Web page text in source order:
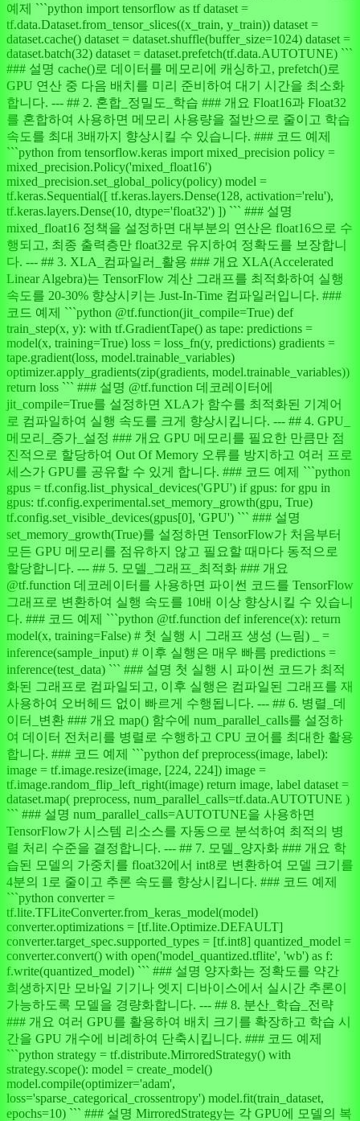
예제 ```python import tensorflow as tf dataset =
tf.data.Dataset.from_tensor_slices((x_train, y_train)) dataset =
dataset.cache() dataset = dataset.shuffle(buffer_size=1024) dataset =
dataset.batch(32) dataset = dataset.prefetch(tf.data.AUTOTUNE) ```
### 설명 cache()로 데이터를 메모리에 캐싱하고, prefetch()로
GPU 연산 중 다음 배치를 미리 준비하여 대기 시간을 최소화
합니다. --- ## 2. 혼합_정밀도_학습 ### 개요 Float16과 Float32
를 혼합하여 사용하면 메모리 사용량을 절반으로 줄이고 학습
속도를 최대 3배까지 향상시킬 수 있습니다. ### 코드 예제
```python from tensorflow.keras import mixed_precision policy =
mixed_precision.Policy('mixed_float16')
mixed_precision.set_global_policy(policy) model =
tf.keras.Sequential([ tf.keras.layers.Dense(128, activation='relu'),
tf.keras.layers.Dense(10, dtype='float32') ]) ``` ### 설명
mixed_float16 정책을 설정하면 대부분의 연산은 float16으로 수
행되고, 최종 출력층만 float32로 유지하여 정확도를 보장합니
다. --- ## 3. XLA_컴파일러_활용 ### 개요 XLA(Accelerated
Linear Algebra)는 TensorFlow 계산 그래프를 최적화하여 실행
속도를 20-30% 향상시키는 Just-In-Time 컴파일러입니다. ###
코드 예제 ```python @tf.function(jit_compile=True) def
train_step(x, y): with tf.GradientTape() as tape: predictions =
model(x, training=True) loss = loss_fn(y, predictions) gradients =
tape.gradient(loss, model.trainable_variables)
optimizer.apply_gradients(zip(gradients, model.trainable_variables))
return loss ``` ### 설명 @tf.function 데코레이터에
jit_compile=True를 설정하면 XLA가 함수를 최적화된 기계어
로 컴파일하여 실행 속도를 크게 향상시킵니다. --- ## 4. GPU_
메모리_증가_설정 ### 개요 GPU 메모리를 필요한 만큼만 점
진적으로 할당하여 Out Of Memory 오류를 방지하고 여러 프로
세스가 GPU를 공유할 수 있게 합니다. ### 코드 예제 ```python
gpus = tf.config.list_physical_devices('GPU') if gpus: for gpu in
gpus: tf.config.experimental.set_memory_growth(gpu, True)
tf.config.set_visible_devices(gpus[0], 'GPU') ``` ### 설명
set_memory_growth(True)를 설정하면 TensorFlow가 처음부터
모든 GPU 메모리를 점유하지 않고 필요할 때마다 동적으로
할당합니다. --- ## 5. 모델_그래프_최적화 ### 개요
@tf.function 데코레이터를 사용하면 파이썬 코드를 TensorFlow
그래프로 변환하여 실행 속도를 10배 이상 향상시킬 수 있습니
다. ### 코드 예제 ```python @tf.function def inference(x): return
model(x, training=False) # 첫 실행 시 그래프 생성 (느림) _ =
inference(sample_input) # 이후 실행은 매우 빠름 predictions =
inference(test_data) ``` ### 설명 첫 실행 시 파이썬 코드가 최적
화된 그래프로 컴파일되고, 이후 실행은 컴파일된 그래프를 재
사용하여 오버헤드 없이 빠르게 수행됩니다. --- ## 6. 병렬_데
이터_변환 ### 개요 map() 함수에 num_parallel_calls를 설정하
여 데이터 전처리를 병렬로 수행하고 CPU 코어를 최대한 활용
합니다. ### 코드 예제 ```python def preprocess(image, label):
image = tf.image.resize(image, [224, 224]) image =
tf.image.random_flip_left_right(image) return image, label dataset =
dataset.map( preprocess, num_parallel_calls=tf.data.AUTOTUNE )
``` ### 설명 num_parallel_calls=AUTOTUNE을 사용하면
TensorFlow가 시스템 리소스를 자동으로 분석하여 최적의 병
렬 처리 수준을 결정합니다. --- ## 7. 모델_양자화 ### 개요 학
습된 모델의 가중치를 float32에서 int8로 변환하여 모델 크기를
4분의 1로 줄이고 추론 속도를 향상시킵니다. ### 코드 예제
```python converter =
tf.lite.TFLiteConverter.from_keras_model(model)
converter.optimizations = [tf.lite.Optimize.DEFAULT]
converter.target_spec.supported_types = [tf.int8] quantized_model =
converter.convert() with open('model_quantized.tflite', 'wb') as f:
f.write(quantized_model) ``` ### 설명 양자화는 정확도를 약간
희생하지만 모바일 기기나 엣지 디바이스에서 실시간 추론이
가능하도록 모델을 경량화합니다. --- ## 8. 분산_학습_전략
### 개요 여러 GPU를 활용하여 배치 크기를 확장하고 학습 시
간을 GPU 개수에 비례하여 단축시킵니다. ### 코드 예제
```python strategy = tf.distribute.MirroredStrategy() with
strategy.scope(): model = create_model()
model.compile(optimizer='adam',
loss='sparse_categorical_crossentropy') model.fit(train_dataset,
epochs=10) ``` ### 설명 MirroredStrategy는 각 GPU에 모델의 복